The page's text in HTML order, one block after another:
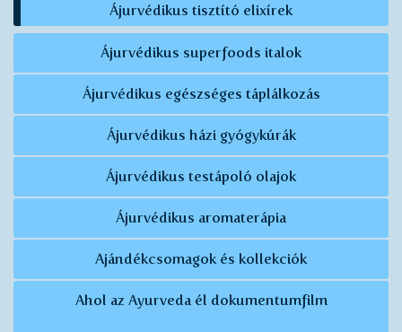
Ájurvédikus tisztító elixírek
Ájurvédikus superfoods italok
Ájurvédikus egészséges táplálkozás
Ájurvédikus házi gyógykúrák
Ájurvédikus testápoló olajok
Ájurvédikus aromaterápia
Ajándékcsomagok és kollekciók
Ahol az Ayurveda él dokumentumfilm